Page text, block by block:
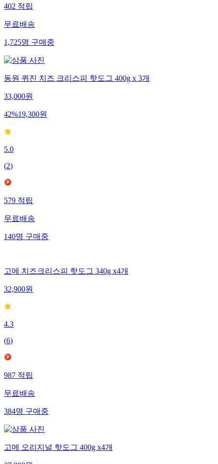
402 적립
무료배송
1,725명 구매중
동원 퀴진 치즈 크리스피 핫도그 400g x 3개
33,000원
42%19,300원
5.0
(2)
579 적립
무료배송
140명 구매중
고메 치즈크리스피 핫도그 340g x4개
32,900원
4.3
(6)
987 적립
무료배송
384명 구매중
고메 오리지널 핫도그 400g x4개